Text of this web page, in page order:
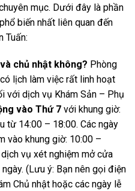
mục. Dưới đây là phần
biến nhất liên quan đến
Tuấn:
chủ nhật không? Phòng
lịch làm việc rất linh hoạt
với dịch vụ Khám Sản – Phụ
vào Thứ 7 với khung giờ:
từ 14:00 – 18:00. Các ngày
vào khung giờ: 10:00 –
vụ xét nghiệm mở cửa
(Lưu ý: Bạn nên gọi điện
Chủ nhật hoặc các ngày lễ